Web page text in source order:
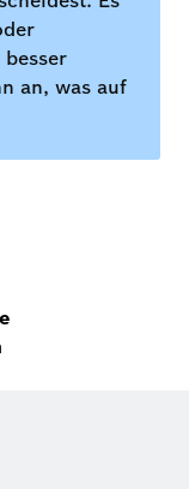
an, was auf